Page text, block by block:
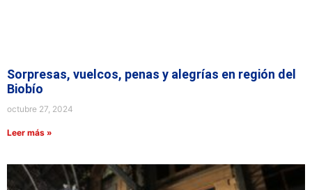
Sorpresas, vuelcos, penas y alegrías en región del
Biobío
octubre 27, 2024
Leer más »